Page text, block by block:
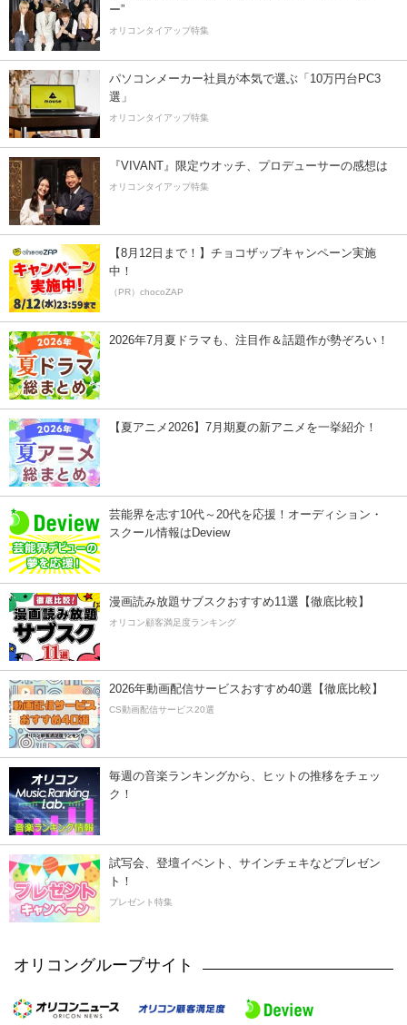
ー”
オリコンタイアップ特集
パソコンメーカー社員が本気で選ぶ「10万円台PC3
選」
オリコンタイアップ特集
『VIVANT』限定ウオッチ、プロデューサーの感想は
オリコンタイアップ特集
【8月12日まで！】チョコザップキャンペーン実施
中！
（PR）chocoZAP
2026年7月夏ドラマも、注目作＆話題作が勢ぞろい！
【夏アニメ2026】7月期夏の新アニメを一挙紹介！
芸能界を志す10代～20代を応援！オーディション・
スクール情報はDeview
漫画読み放題サブスクおすすめ11選【徹底比較】
オリコン顧客満足度ランキング
2026年動画配信サービスおすすめ40選【徹底比較】
CS動画配信サービス20選
毎週の音楽ランキングから、ヒットの推移をチェッ
ク！
試写会、登壇イベント、サインチェキなどプレゼン
ト！
プレゼント特集
オリコングループサイト